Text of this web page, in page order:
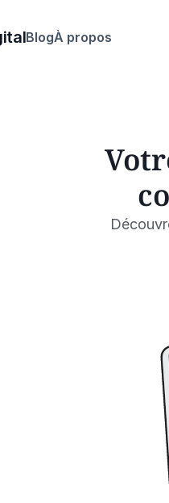
BlogÀ propos